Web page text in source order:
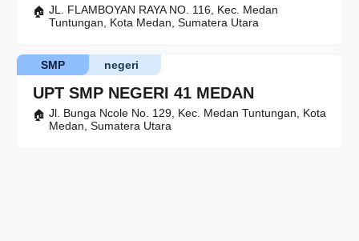
JL. FLAMBOYAN RAYA NO. 116, Kec. Medan
Tuntungan, Kota Medan, Sumatera Utara
UPT SMP NEGERI 41 MEDAN
negeri
SMP
Jl. Bunga Ncole No. 129, Kec. Medan Tuntungan, Kota
Medan, Sumatera Utara